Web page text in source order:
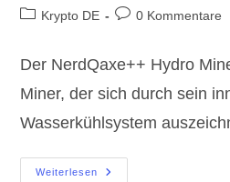
Autor: veröffentlicht:
Beitrags-
Krypto DE
Beitrags-
0 Kommentare
Der NerdQaxe++ Hydro
Miner, der sich durch sein
Wasserkühlsystem
Weiterlesen
Der